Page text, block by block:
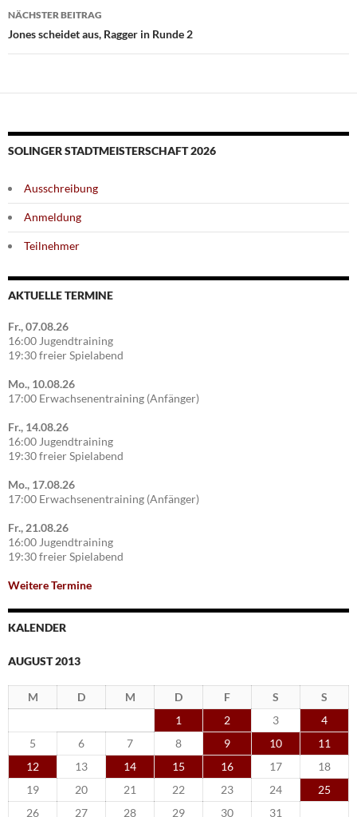
NÄCHSTER BEITRAG
Jones scheidet aus, Ragger in Runde 2
SOLINGER STADTMEISTERSCHAFT 2026
Ausschreibung
Anmeldung
Teilnehmer
AKTUELLE TERMINE
Fr., 07.08.26
16:00 Jugendtraining
19:30 freier Spielabend
Mo., 10.08.26
17:00 Erwachsenentraining (Anfänger)
Fr., 14.08.26
16:00 Jugendtraining
19:30 freier Spielabend
Mo., 17.08.26
17:00 Erwachsenentraining (Anfänger)
Fr., 21.08.26
16:00 Jugendtraining
19:30 freier Spielabend
Weitere Termine
KALENDER
AUGUST 2013
M D M D F S
S
1
2 3
4
5
6 7 8 9 10
11
12
13 14 15 16 17
18
19
20 21 22 23 24
25
26
27 28 29 30
31